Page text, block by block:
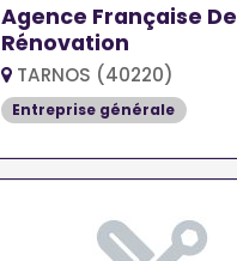
Agence Française De
Rénovation
TARNOS (40220)
Entreprise générale